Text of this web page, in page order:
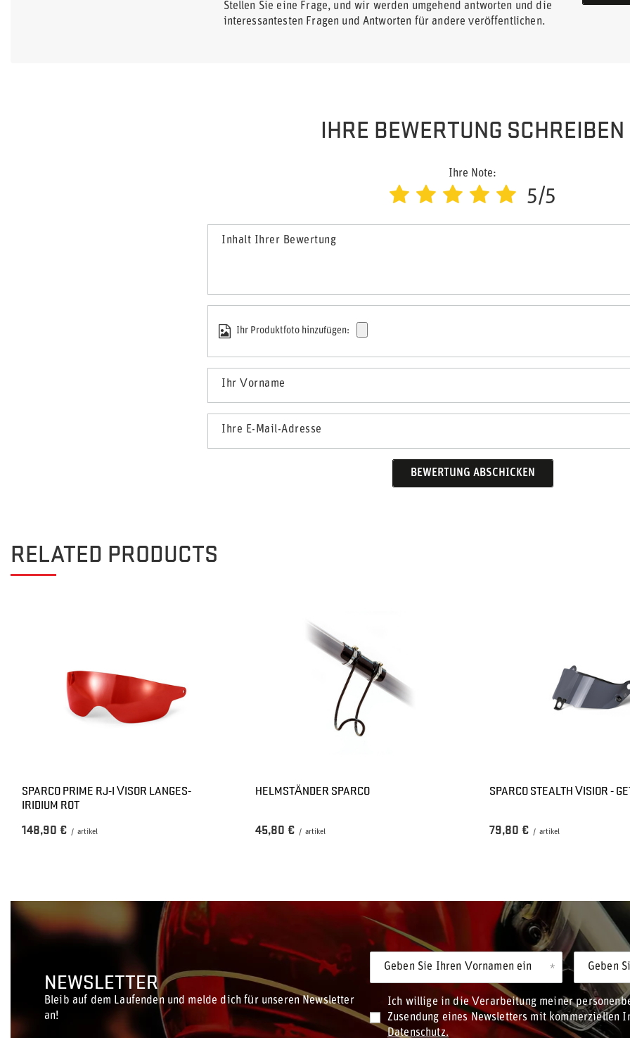
Stellen Sie eine Frage, und wir werden umgehend antworten und die
interessantesten Fragen und Antworten für andere veröffentlichen.
IHRE BEWERTUNG SCHREIBEN
Ihre Note:
5/5
Inhalt Ihrer Bewertung
Ihr Produktfoto hinzufügen:
Ihr Vorname
Ihre E-Mail-Adresse
BEWERTUNG ABSCHICKEN
RELATED PRODUCTS
SPARCO PRIME RJ-I VISOR LANGES-
IRIDIUM ROT
148,90 € / artikel
HELMSTÄNDER SPARCO
45,80 € / artikel
SPARCO STEALTH VISIOR -
79,80 € / artikel
NEWSLETTER
Bleib auf dem Laufenden und melde dich für unseren Newsletter
an!
Geben Sie Ihren Vornamen ein Geben
Ich willige in die Verarbeitung meiner
Zusendung eines Newsletters mit kommerziellen
Datenschutz.